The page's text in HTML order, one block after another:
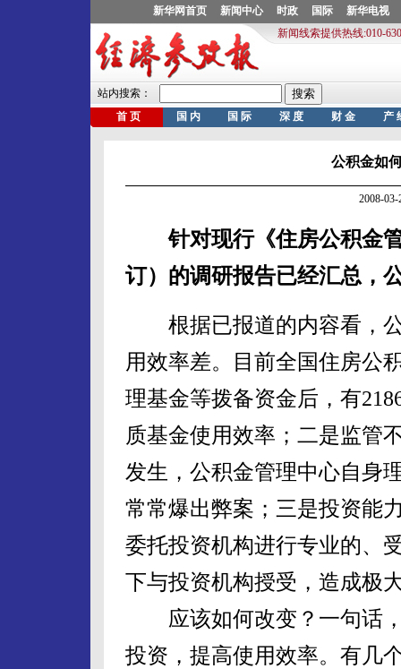
公积金如
2008-
针对现行《住房公积金管
订）的调研报告已经汇总，
根据已报道的内容看，公
用效率差。目前全国住房公
理基金等拨备资金后，有
质基金使用效率；二是监管
发生，公积金管理中心自身
常常爆出弊案；三是投资能
委托投资机构进行专业的、
下与投资机构授受，造成极
应该如何改变？一句话，
投资，提高使用效率。有几